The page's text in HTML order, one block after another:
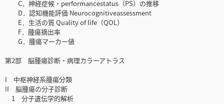
C．神経症候・performancestatus（PS）の推移
D．認知機能評価 Neurocognitiveassessment
E．生活の質 Quality of life（QOL）
F．腫瘍摘出率
G．腫瘍マーカー値
第2部 脳腫瘍診断・病理カラーアトラス
I 中枢神経系腫瘍分類
II 脳腫瘍の分子診断
1 分子遺伝学的解析